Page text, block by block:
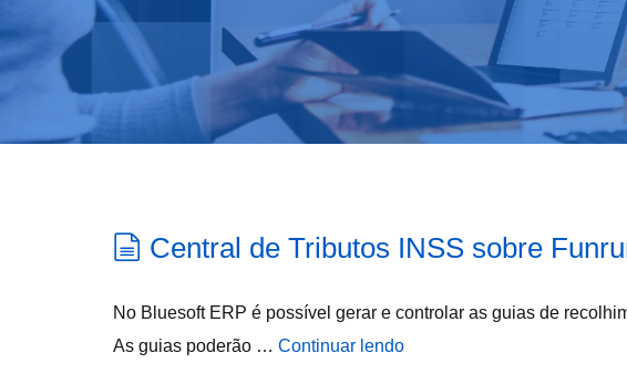
Central de Tributos INSS sobre
No Bluesoft ERP é possível gerar e controlar as guias de
As guias poderão … Continuar lendo